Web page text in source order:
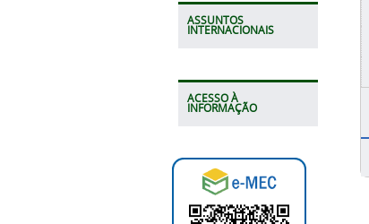
ASSUNTOS
INTERNACIONAIS
ACESSO À
INFORMAÇÃO